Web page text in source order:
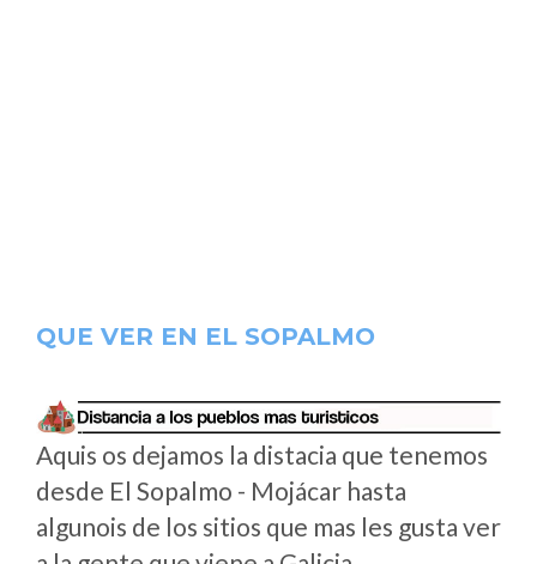
QUE VER EN EL SOPALMO
Aquis os dejamos la distacia que tenemos
desde El Sopalmo - Mojácar hasta
algunois de los sitios que mas les gusta ver